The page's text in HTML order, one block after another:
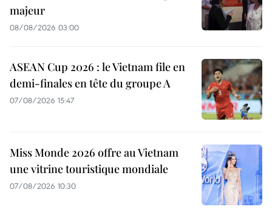
majeur
08/08/2026 03:00
ASEAN Cup 2026 : le Vietnam file en
demi-finales en tête du groupe A
07/08/2026 15:47
Miss Monde 2026 offre au Vietnam
une vitrine touristique mondiale
07/08/2026 10:30